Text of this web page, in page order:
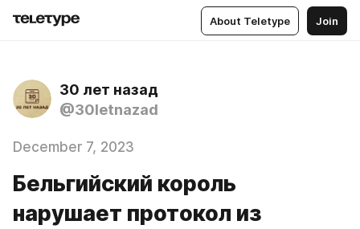
About Teletype Join
30 лет назад
@30letnazad
December 7, 2023
Бельгийский король
нарушает протокол из